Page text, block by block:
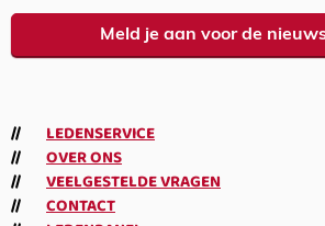
Meld je aan voor de
LEDENSERVICE
OVER ONS
VEELGESTELDE VRAGEN
CONTACT